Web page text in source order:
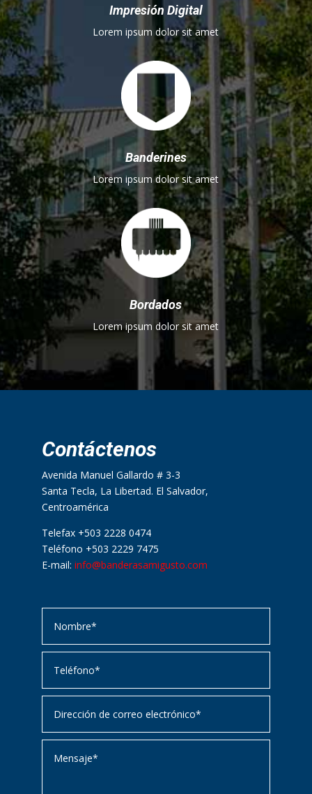
Impresión Digital
Lorem ipsum dolor sit amet
Banderines
Lorem ipsum dolor sit amet
Bordados
Lorem ipsum dolor sit amet
Contáctenos
Avenida Manuel Gallardo # 3-3
Santa Tecla, La Libertad. El Salvador,
Centroamérica
Telefax +503 2228 0474
Teléfono +503 2229 7475
E-mail: info@banderasamigusto.com